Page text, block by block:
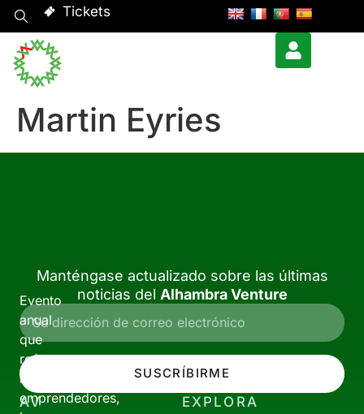
Tickets
Martin Eyries
Evento
anual
que
reúne
a
emprendedores,
Manténgase actualizado sobre las últimas
noticias del Alhambra Venture
SUSCRÍBIRME
AV
EXPLORA